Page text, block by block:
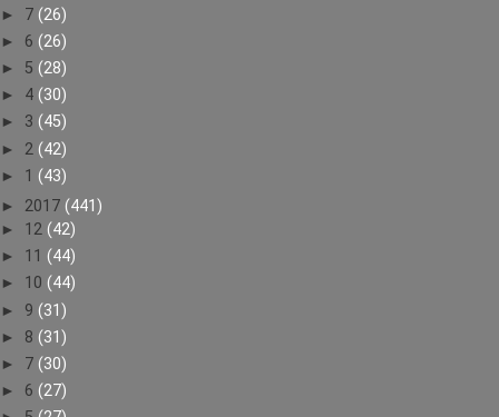
► 7 (26)
► 6 (26)
► 5 (28)
► 4 (30)
► 3 (45)
► 2 (42)
► 1 (43)
► 2017 (441)
► 12 (42)
► 11 (44)
► 10 (44)
► 9 (31)
► 8 (31)
► 7 (30)
► 6 (27)